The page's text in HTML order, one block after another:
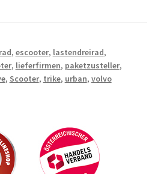
, escooter, lastendreirad,
, lieferfirmen, paketzusteller,
, Scooter, trike, urban, volvo